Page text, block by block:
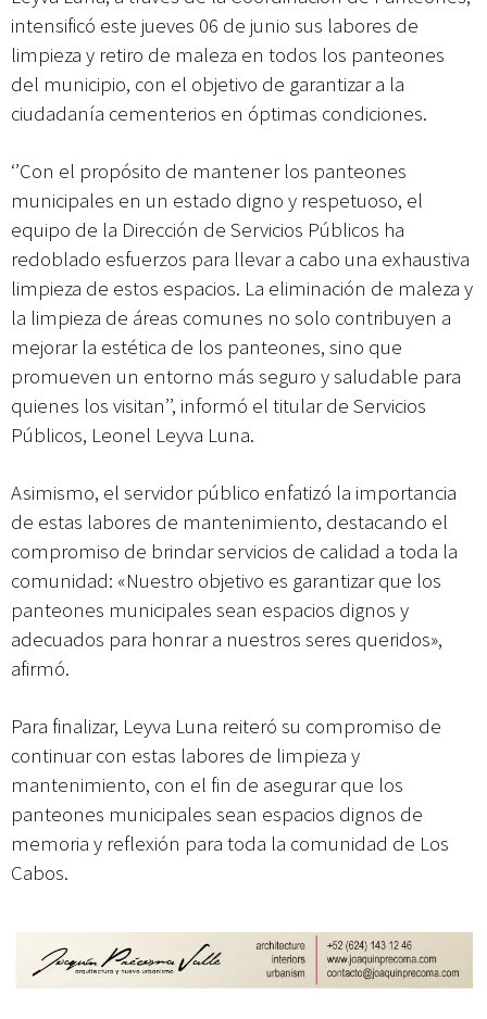
intensificó este jueves 06 de junio sus labores de
limpieza y retiro de maleza en todos los panteones
del municipio, con el objetivo de garantizar a la
ciudadanía cementerios en óptimas condiciones.
‘’Con el propósito de mantener los panteones
municipales en un estado digno y respetuoso, el
equipo de la Dirección de Servicios Públicos ha
redoblado esfuerzos para llevar a cabo una exhaustiva
limpieza de estos espacios. La eliminación de maleza y
la limpieza de áreas comunes no solo contribuyen a
mejorar la estética de los panteones, sino que
promueven un entorno más seguro y saludable para
quienes los visitan’’, informó el titular de Servicios
Públicos, Leonel Leyva Luna.
Asimismo, el servidor público enfatizó la importancia
de estas labores de mantenimiento, destacando el
compromiso de brindar servicios de calidad a toda la
comunidad: «Nuestro objetivo es garantizar que los
panteones municipales sean espacios dignos y
adecuados para honrar a nuestros seres queridos»,
afirmó.
Para finalizar, Leyva Luna reiteró su compromiso de
continuar con estas labores de limpieza y
mantenimiento, con el fin de asegurar que los
panteones municipales sean espacios dignos de
memoria y reflexión para toda la comunidad de Los
Cabos.